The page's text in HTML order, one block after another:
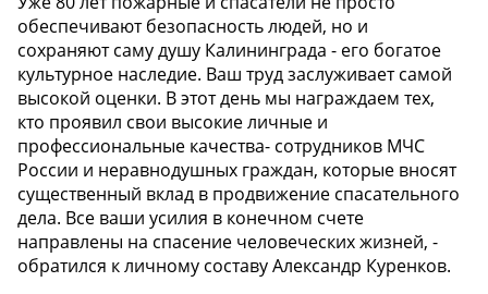
обеспечивают безопасность людей, но и
сохраняют саму душу Калининграда - его богатое
культурное наследие. Ваш труд заслуживает самой
высокой оценки. В этот день мы награждаем тех,
кто проявил свои высокие личные и
профессиональные качества- сотрудников МЧС
России и неравнодушных граждан, которые вносят
существенный вклад в продвижение спасательного
дела. Все ваши усилия в конечном счете
направлены на спасение человеческих жизней, -
обратился к личному составу Александр Куренков.